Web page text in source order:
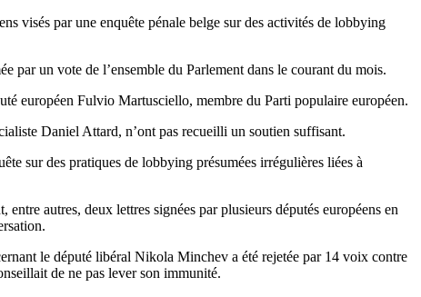
visés par une enquête pénale belge sur des activités de lobbying
par un vote de l’ensemble du Parlement dans le courant du mois.
européen Fulvio Martusciello, membre du Parti populaire européen.
Daniel Attard, n’ont pas recueilli un soutien suffisant.
sur des pratiques de lobbying présumées irrégulières liées à
entre autres, deux lettres signées par plusieurs députés européens en
le député libéral Nikola Minchev a été rejetée par 14 voix contre
de ne pas lever son immunité.